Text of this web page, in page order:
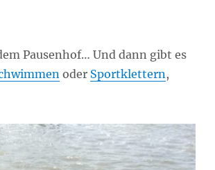
Pausenhof… Und dann gibt es
oder Sportklettern ,